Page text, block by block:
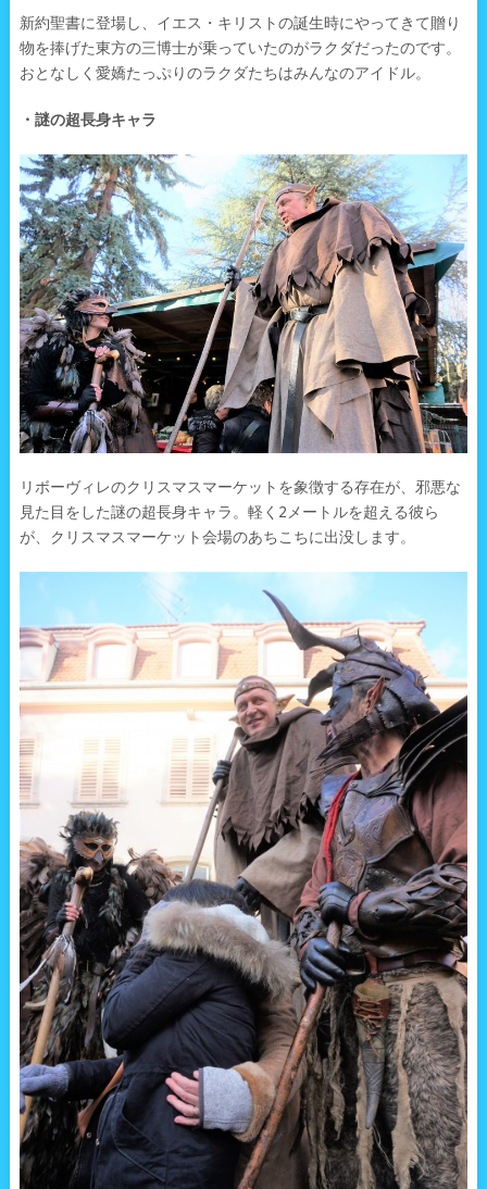
新約聖書に登場し、イエス・キリストの誕生時にやってきて贈り
物を捧げた東方の三博士が乗っていたのがラクダだったのです。
おとなしく愛嬌たっぷりのラクダたちはみんなのアイドル。
・謎の超長身キャラ
リボーヴィレのクリスマスマーケットを象徴する存在が、邪悪な
見た目をした謎の超長身キャラ。軽く2メートルを超える彼ら
が、クリスマスマーケット会場のあちこちに出没します。